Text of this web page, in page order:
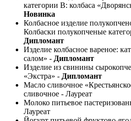
категории В: колбаса
Новинка
Колбасное изделие
Колбаски полукопченые
Дипломант
Изделие колбасное вареное:
салом» - Дипломант
Изделие из свинины
«Экстра» - Дипломант
Масло сливочное
сливочное - Лауреат
Молоко питьевое
Лауреат